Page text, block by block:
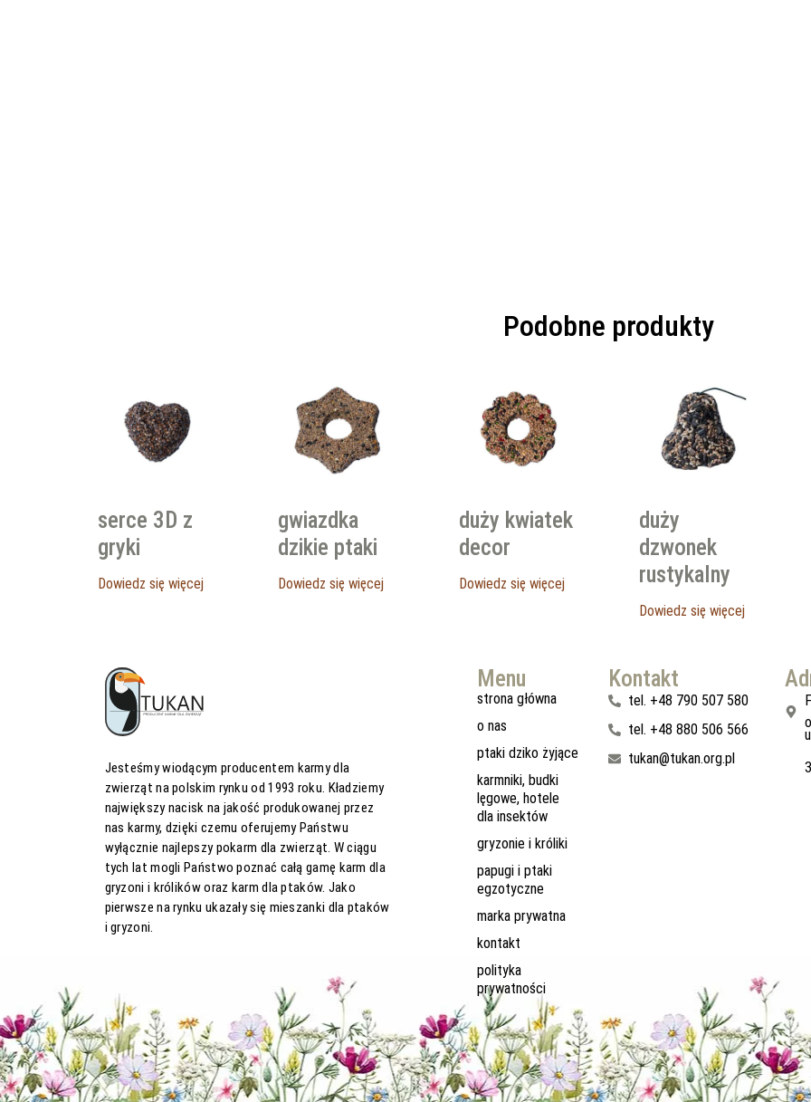
Podobne produkty
serce 3D z
gryki
Dowiedz się więcej
gwiazdka
dzikie ptaki
Dowiedz się więcej
duży kwiatek
decor
Dowiedz się więcej
duży
dzwonek
rustykalny
Dowiedz się więcej
Jesteśmy wiodącym producentem karmy dla
zwierząt na polskim rynku od 1993 roku. Kładziemy
największy nacisk na jakość produkowanej przez
nas karmy, dzięki czemu oferujemy Państwu
wyłącznie najlepszy pokarm dla zwierząt. W ciągu
tych lat mogli Państwo poznać całą gamę karm dla
gryzoni i królików oraz karm dla ptaków. Jako
pierwsze na rynku ukazały się mieszanki dla ptaków
i gryzoni.
Menu
strona główna
o nas
ptaki dziko żyjące
karmniki, budki
lęgowe, hotele
dla insektów
gryzonie i króliki
papugi i ptaki
egzotyczne
marka prywatna
kontakt
polityka
prywatności
Kontakt
tel. +48 790 507 580
tel. +48 880 506 566
tukan@tukan.org.pl